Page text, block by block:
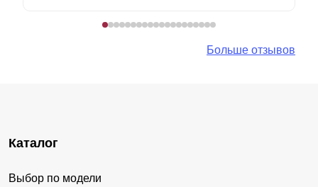
Больше отзывов
Каталог
Выбор по модели